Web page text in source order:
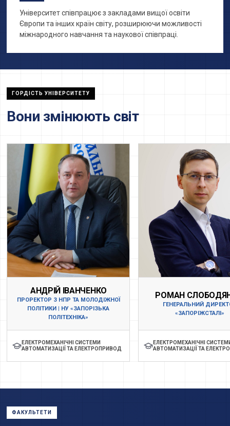
Університет співпрацює з закладами вищої освіти
Європи та інших країн світу, розширюючи можливості
міжнародного навчання та наукової співпраці.
Вони змінюють світ
АНДРІЙ ІВАНЧЕНКО
ПРОРЕКТОР З НПР ТА МОЛОДІЖНОЇ
ПОЛІТИКИ | НУ «ЗАПОРІЗЬКА
ЕЛЕКТРОМЕХАНІЧНІ СИСТЕМИ
РОМАН
ГЕНЕРАЛЬНИЙ
ЕЛЕКТРОМЕХАНІЧНІ